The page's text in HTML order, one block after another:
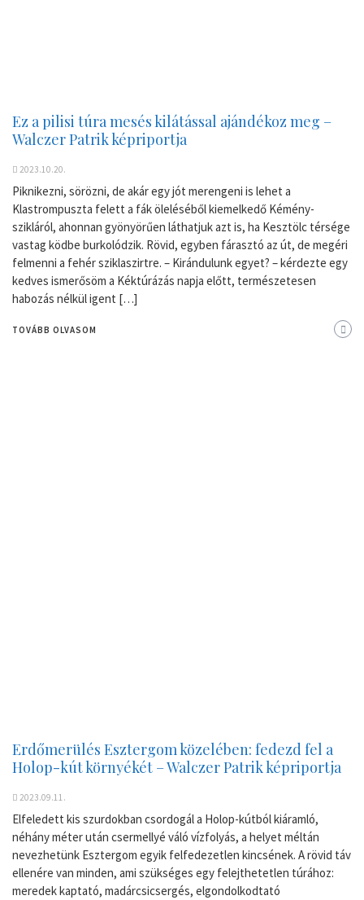
Ez a pilisi túra mesés kilátással ajándékoz meg –
Walczer Patrik képriportja
2023.10.20.
Piknikezni, sörözni, de akár egy jót merengeni is lehet a
Klastrompuszta felett a fák öleléséből kiemelkedő Kémény-
szikláról, ahonnan gyönyörűen láthatjuk azt is, ha Kesztölc térsége
vastag ködbe burkolódzik. Rövid, egyben fárasztó az út, de megéri
felmenni a fehér sziklaszirtre. – Kirándulunk egyet? – kérdezte egy
kedves ismerősöm a Kéktúrázás napja előtt, természetesen
habozás nélkül igent […]
TOVÁBB OLVASOM
Erdőmerülés Esztergom közelében: fedezd fel a
Holop-kút környékét – Walczer Patrik képriportja
2023.09.11.
Elfeledett kis szurdokban csordogál a Holop-kútból kiáramló,
néhány méter után csermellyé váló vízfolyás, a helyet méltán
nevezhetünk Esztergom egyik felfedezetlen kincsének. A rövid táv
ellenére van minden, ami szükséges egy felejthetetlen túrához:
meredek kaptató, madárcsicsergés, elgondolkodtató